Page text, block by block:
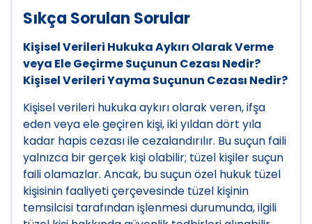
Sıkça Sorulan Sorular
Kişisel Verileri Hukuka Aykırı Olarak Verme
veya Ele Geçirme Suçunun Cezası Nedir?
Kişisel Verileri Yayma Suçunun Cezası Nedir?
Kişisel verileri hukuka aykırı olarak veren, ifşa
eden veya ele geçiren kişi, iki yıldan dört yıla
kadar hapis cezası ile cezalandırılır. Bu suçun faili
yalnızca bir gerçek kişi olabilir; tüzel kişiler suçun
faili olamazlar. Ancak, bu suçun özel hukuk tüzel
kişisinin faaliyeti çerçevesinde tüzel kişinin
temsilcisi tarafından işlenmesi durumunda, ilgili